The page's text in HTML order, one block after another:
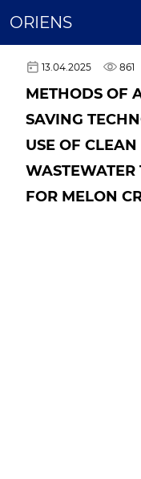
ORIENS
13.04.2025 861
METHODS OF
SAVING
USE OF
WASTEWATER
FOR MELON